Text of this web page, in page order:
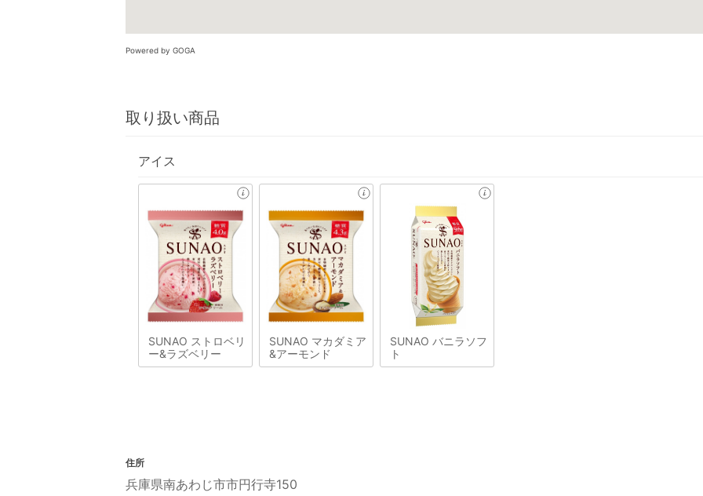
Powered by GOGA
取り扱い商品
アイス
SUNAO ストロベリ
ー&ラズベリー
SUNAO マカダミア
&アーモンド
SUNAO バニラソフ
ト
住所
兵庫県南あわじ市市円行寺150